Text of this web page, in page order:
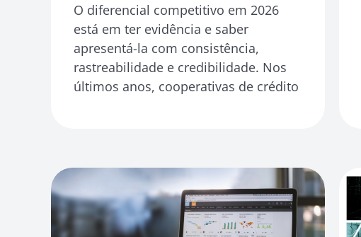
O diferencial competitivo em 2026
está em ter evidência e saber
apresentá-la com consistência,
rastreabilidade e credibilidade. Nos
últimos anos, cooperativas de crédito